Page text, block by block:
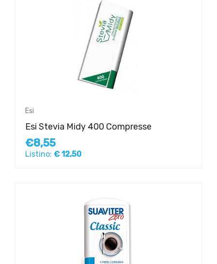
Esi
Esi Stevia Midy 400 Compresse
€8,55
Listino: € 12,50